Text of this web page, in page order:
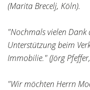
(Marita Brecelj, Köln).
"Nochmals vielen
Unterstützung beim
Immobilie." (Jörg
"Wir möchten Herrn